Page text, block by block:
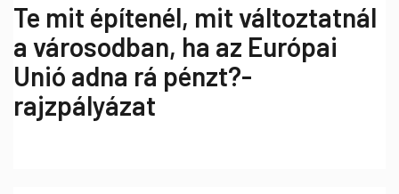
Te mit építenél, mit változtatnál
a városodban, ha az Európai
Unió adna rá pénzt?-
rajzpályázat